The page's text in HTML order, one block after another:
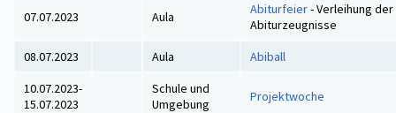
07.07.2023 Aula Abiturfeier- Verleihung der
Abiturzeugnisse
08.07.2023
Aula
Abiball
10.07.2023-
15.07.2023
Schule und
Umgebung
Projektwoche